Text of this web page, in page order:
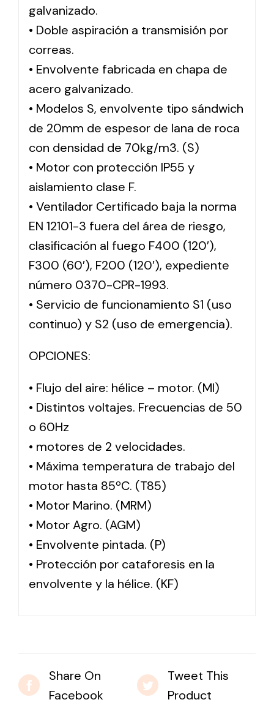
galvanizado.
• Doble aspiración a transmisión por
correas.
• Envolvente fabricada en chapa de
acero galvanizado.
• Modelos S, envolvente tipo sándwich
de 20mm de espesor de lana de roca
con densidad de 70kg/m3. (S)
• Motor con protección IP55 y
aislamiento clase F.
• Ventilador Certificado baja la norma
EN 12101-3 fuera del área de riesgo,
clasificación al fuego F400 (120′),
F300 (60′), F200 (120′), expediente
número 0370-CPR-1993.
• Servicio de funcionamiento S1 (uso
continuo) y S2 (uso de emergencia).
OPCIONES:
• Flujo del aire: hélice – motor. (MI)
• Distintos voltajes. Frecuencias de 50
o 60Hz
• motores de 2 velocidades.
• Máxima temperatura de trabajo del
motor hasta 85ºC. (T85)
• Motor Marino. (MRM)
• Motor Agro. (AGM)
• Envolvente pintada. (P)
• Protección por cataforesis en la
envolvente y la hélice. (KF)
Share On
Facebook
Tweet This
Product